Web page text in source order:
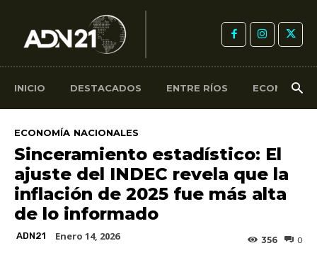
INICIO DESTACADOS ENTRE RÍOS ECONOMÍA
ECONOMÍA NACIONALES
Sinceramiento estadístico: El
ajuste del INDEC revela que la
inflación de 2025 fue más alta
de lo informado
ADN21 Enero 14, 2026 0
356